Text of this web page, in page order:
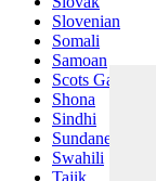
Slovenian
Somali
Samoan
Scots Gaelic
Shona
Sindhi
Sundanese
Swahili
Tajik